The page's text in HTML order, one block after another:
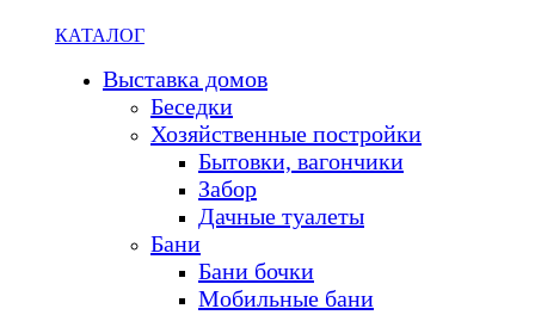
КАТАЛОГ
Выставка домов
Беседки
Хозяйственные постройки
Бытовки, вагончики
Забор
Дачные туалеты
Бани
Бани бочки
Мобильные бани